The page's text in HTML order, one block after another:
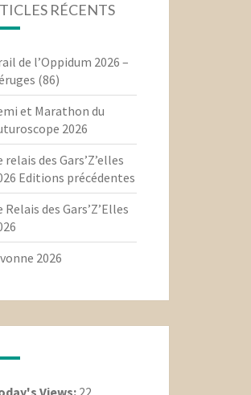
RÉCENTS
de l’Oppidum 2026 –
(86)
et Marathon du
2026
relais des Gars’Z’elles
Editions précédentes
Relais des Gars’Z’Elles
2026
Views: 22